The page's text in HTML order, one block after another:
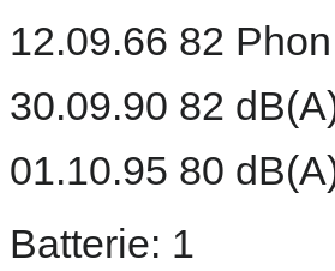
12.09.66 82
30.09.90 82
01.10.95 80
Batterie: 1